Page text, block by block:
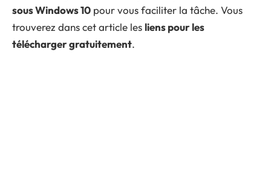
sous Windows 10 pour vous faciliter la tâche. Vous
trouverez dans cet article les liens pour les
télécharger gratuitement.